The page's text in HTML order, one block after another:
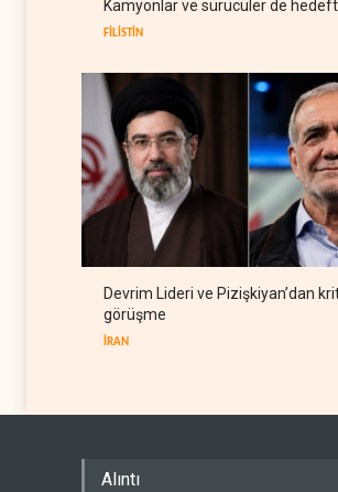
Kamyonlar ve sürücüler de
FİLİSTİN
Devrim Lideri ve Pizişkiyan’dan
görüşme
İRAN
Alıntı